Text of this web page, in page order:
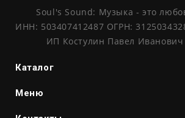
Soul's Sound: Музыка - это
ИНН: 503407412487 ОГРН:
ИП Костулин Павел Иванович
Каталог
Меню